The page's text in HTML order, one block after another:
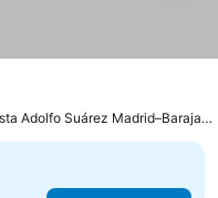
1.9 km kohteesta Adolfo Suárez Madrid–Barajas Airport